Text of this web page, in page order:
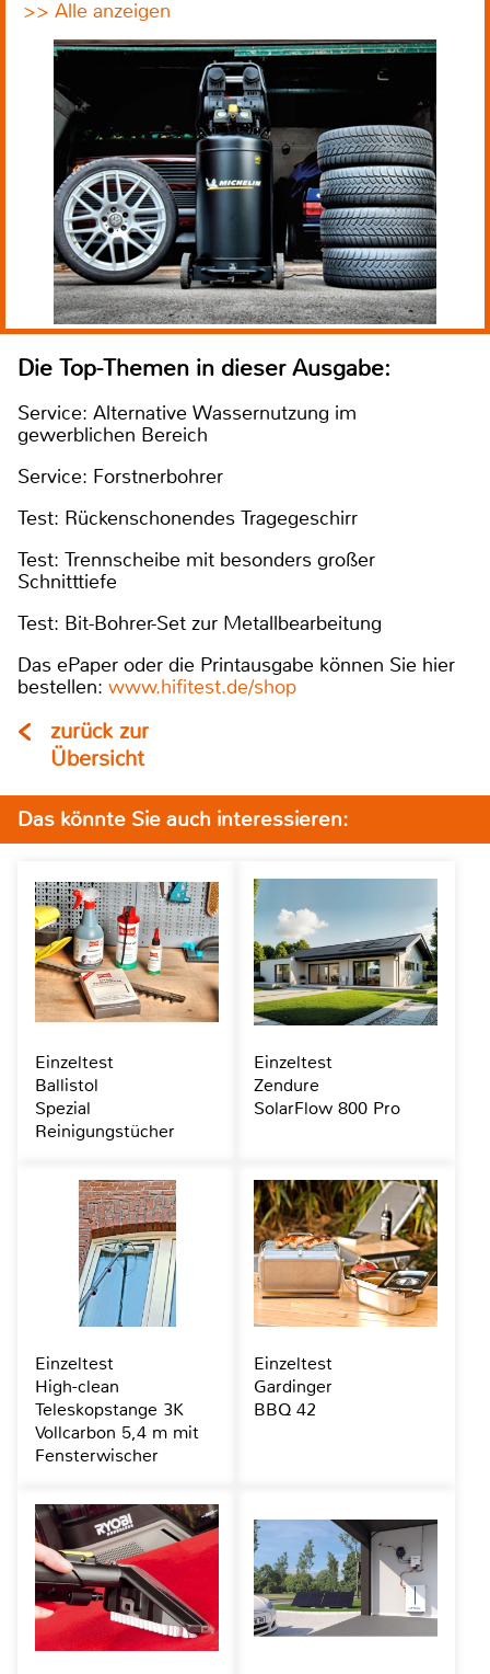
>> Alle anzeigen
Die Top-Themen in dieser Ausgabe:
Service: Alternative Wassernutzung im
gewerblichen Bereich
Service: Forstnerbohrer
Test: Rückenschonendes Tragegeschirr
Test: Trennscheibe mit besonders großer
Schnitttiefe
Test: Bit-Bohrer-Set zur Metallbearbeitung
Das ePaper oder die Printausgabe können Sie hier
bestellen: www.hifitest.de/shop
zurück zur
Übersicht
Das könnte Sie auch interessieren:
Einzeltest
Ballistol
Spezial
Reinigungstücher
Einzeltest
Zendure
SolarFlow 800 Pro
Einzeltest
High-clean
Teleskopstange 3K
Vollcarbon 5,4 m mit
Fensterwischer
Einzeltest
Gardinger
BBQ 42